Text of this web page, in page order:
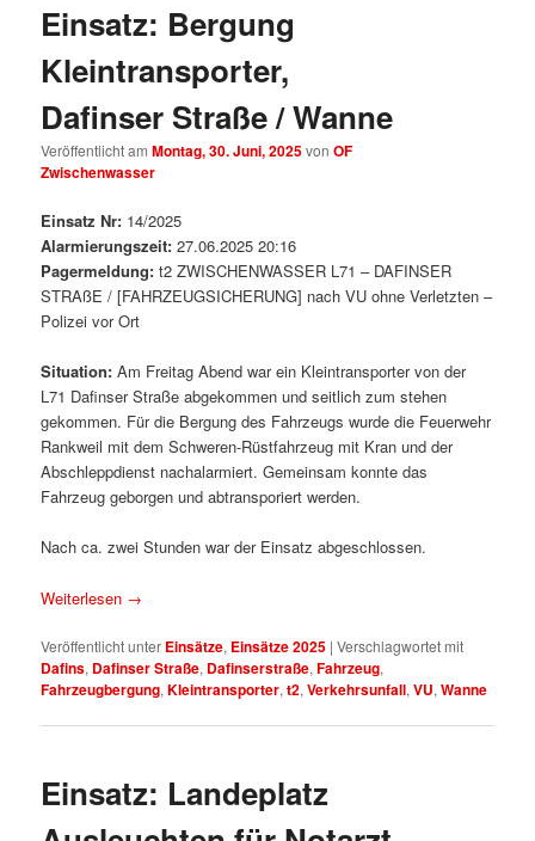
Einsatz: Bergung
Kleintransporter,
Dafinser Straße / Wanne
Veröffentlicht amMontag, 30. Juni, 2025vonOF
Zwischenwasser
Einsatz Nr: 14/2025
Alarmierungszeit: 27.06.2025 20:16
Pagermeldung: t2 ZWISCHENWASSER L71 – DAFINSER
STRAßE / [FAHRZEUGSICHERUNG] nach VU ohne Verletzten –
Polizei vor Ort
Situation: Am Freitag Abend war ein Kleintransporter von der
L71 Dafinser Straße abgekommen und seitlich zum stehen
gekommen. Für die Bergung des Fahrzeugs wurde die Feuerwehr
Rankweil mit dem Schweren-Rüstfahrzeug mit Kran und der
Abschleppdienst nachalarmiert. Gemeinsam konnte das
Fahrzeug geborgen und abtransporiert werden.
Nach ca. zwei Stunden war der Einsatz abgeschlossen.
Weiterlesen →
Veröffentlicht unter Einsätze, Einsätze 2025 |Verschlagwortet mit
Dafins, Dafinser Straße, Dafinserstraße,Fahrzeug,
Fahrzeugbergung,Kleintransporter,t2,Verkehrsunfall,VU,Wanne
Einsatz: Landeplatz